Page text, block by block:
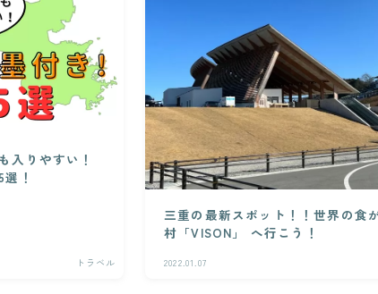
入りやすい！
！
トラベル
三重の最新スポット！！世界の食
村「VISON」 へ行こう！
2022.01.07